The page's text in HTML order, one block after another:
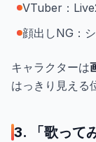
VTuber：
顔出しNG：
キャラクターは
はっきり見える
3. 「歌って